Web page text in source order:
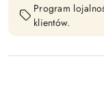
Program
klientów.